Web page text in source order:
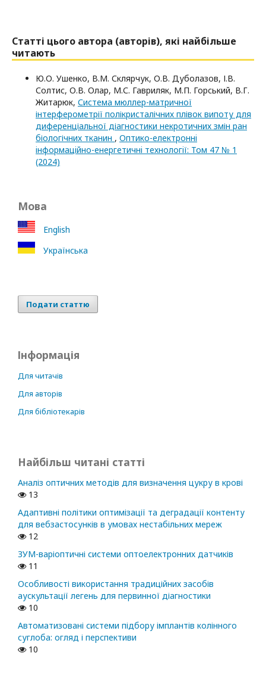
Статті цього автора (авторів), які найбільше
читають
Ю.О. Ушенко, В.М. Склярчук, О.В. Дуболазов, І.В.
Солтис, О.В. Олар, М.С. Гавриляк, М.П. Горський, В.Г.
Житарюк, Система мюллер-матричної
інтерферометрії полікристалічних плівок випоту для
диференціальної діагностики некротичних змін ран
біологічних тканин , Оптико-електроннi
iнформацiйно-енергетичнi технологiї: Том 47 № 1
(2024)
Мова
English
Українська
Подати статтю
Інформація
Для читачів
Для авторів
Для бібліотекарів
Найбільш читані статті
Аналіз оптичних методів для визначення цукру в крові
13
Адаптивні політики оптимізації та деградації контенту
для вебзастосунків в умовах нестабільних мереж
12
ЗУМ-варіоптичні системи оптоелектронних датчиків
11
Особливості використання традиційних засобів
аускультації легень для первинної діагностики
10
Автоматизовані системи підбору імплантів колінного
суглоба: огляд і перспективи
10